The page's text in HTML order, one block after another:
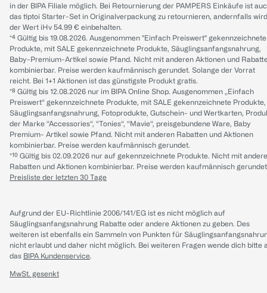
in der BIPA Filiale möglich. Bei Retournierung der PAMPERS Einkäufe ist
das tiptoi Starter-Set in Originalverpackung zu retournieren, andernfalls wird
der Wert iHv 54.99 € einbehalten.
*⁴ Gültig bis 19.08.2026. Ausgenommen "Einfach Preiswert" gekennzeichnete
Produkte, mit SALE gekennzeichnete Produkte, Säuglingsanfangsnahrung,
Baby-Premium-Artikel sowie Pfand. Nicht mit anderen Aktionen und
kombinierbar. Preise werden kaufmännisch gerundet. Solange der Vorrat
reicht. Bei 1+1 Aktionen ist das günstigste Produkt gratis.
*⁸ Gültig bis 12.08.2026 nur im BIPA Online Shop. Ausgenommen „Einfach
Preiswert“ gekennzeichnete Produkte, mit SALE gekennzeichnete Produkte,
Säuglingsanfangsnahrung, Fotoprodukte, Gutschein- und Wertkarten,
der Marke “Accessories“, “Tonies“, “Mavie“, preisgebundene Ware, Baby
Premium- Artikel sowie Pfand. Nicht mit anderen Rabatten und Aktionen
kombinierbar. Preise werden kaufmännisch gerundet.
*¹⁰ Gültig bis 02.09.2026 nur auf gekennzeichnete Produkte. Nicht mit
Rabatten und Aktionen kombinierbar. Preise werden kaufmännisch
Preisliste der letzten 30 Tage
Aufgrund der EU-Richtlinie 2006/141/EG ist es nicht möglich auf
Säuglingsanfangsnahrung Rabatte oder andere Aktionen zu geben. Des
weiteren ist ebenfalls ein Sammeln von Punkten für
nicht erlaubt und daher nicht möglich. Bei weiteren Fragen wende dich bitte
das BIPA Kundenservice.
MwSt. gesenkt